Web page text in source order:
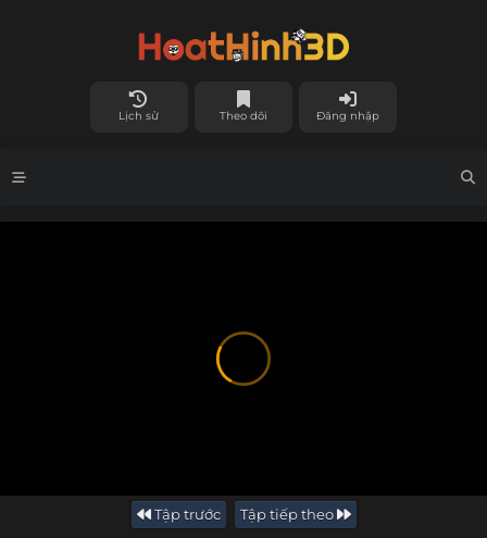
Lịch sử Theo dõi Đăng nhập
Tập trước Tập tiếp theo